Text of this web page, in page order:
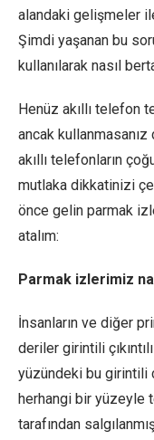
alandaki gelişmeler
Şimdi yaşanan bu
kullanılarak nasıl
Henüz akıllı telefon
ancak
akıllı telefonların
mutlaka dikkatinizi
önce gelin parmak
atalım:
Parmak izlerimiz
İnsanların ve diğer
deriler girintili
yüzündeki bu girintili
herhangi bir yüzeyle
tarafından